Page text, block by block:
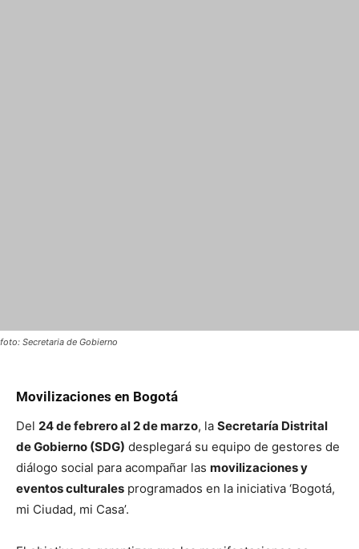
foto: Secretaria de Gobierno
Movilizaciones en Bogotá
Del 24 de febrero al 2 de marzo, la Secretaría Distrital
de Gobierno (SDG) desplegará su equipo de gestores de
diálogo social para acompañar las movilizaciones y
eventos culturales programados en la iniciativa ‘Bogotá,
mi Ciudad, mi Casa’.